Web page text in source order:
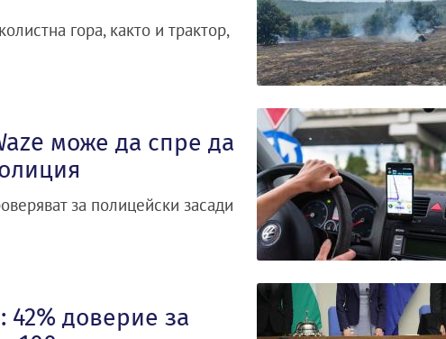
гора, както и трактор,
може да спре да
за полицейски засади
42% доверие за